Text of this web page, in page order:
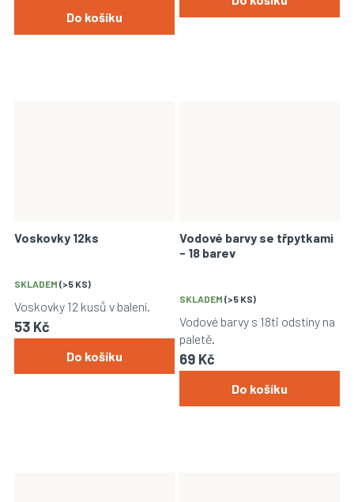
Do košíku
Voskovky 12ks
SKLADEM (>5 KS)
53 Kč
Do košíku
Voskovky 12 kusů v balení.
Vodové barvy se třpytkami
- 18 barev
SKLADEM (>5 KS)
69 Kč
Do košíku
Vodové barvy s 18ti odstíny na
paletě.